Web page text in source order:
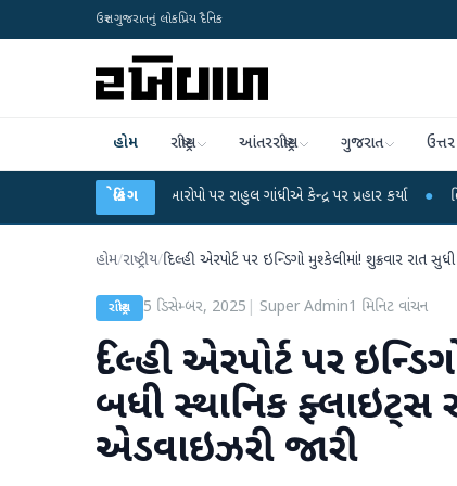
ઉત્તર ગુજરાતનું લોકપ્રિય દૈનિક
હોમ રાષ્ટ્રીય આંતરરાષ્ટ્રીય ગુજરાત
બ્રેકિંગ
લીકના આરોપો પર રાહુલ ગાંધીએ કેન્દ્ર પર પ્રહાર કર્યા ● હિંમતનગરમાં
હોમ/રાષ્ટ્રીય/દિલ્હી એરપોર્ટ પર ઇન્ડિગો મુશ્કેલીમાં! શુક્રવાર રાત
રાષ્ટ્રીય 5 ડિસેમ્બર, 2025 Super Admin1 મિનિટ વાંચન
દિલ્હી એરપોર્ટ પર
બધી સ્થાનિક ફ્લાઇટ્સ
એડવાઇઝરી જારી